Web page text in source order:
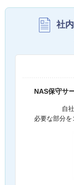
社
NAS保守サ
自
必要な部分を